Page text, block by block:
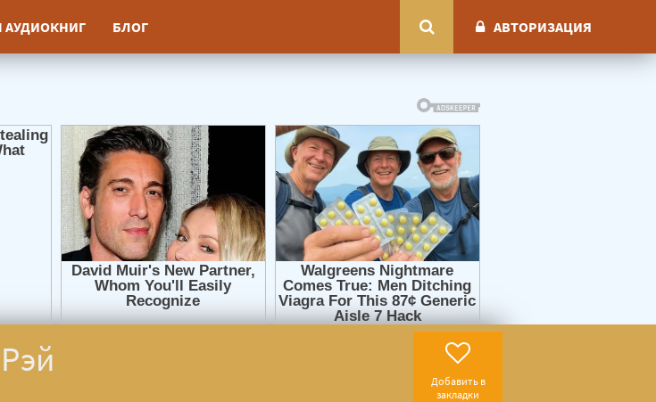
АУДИОКНИГ БЛОГ АВТОРИЗАЦИЯ
Добавить в
закладки